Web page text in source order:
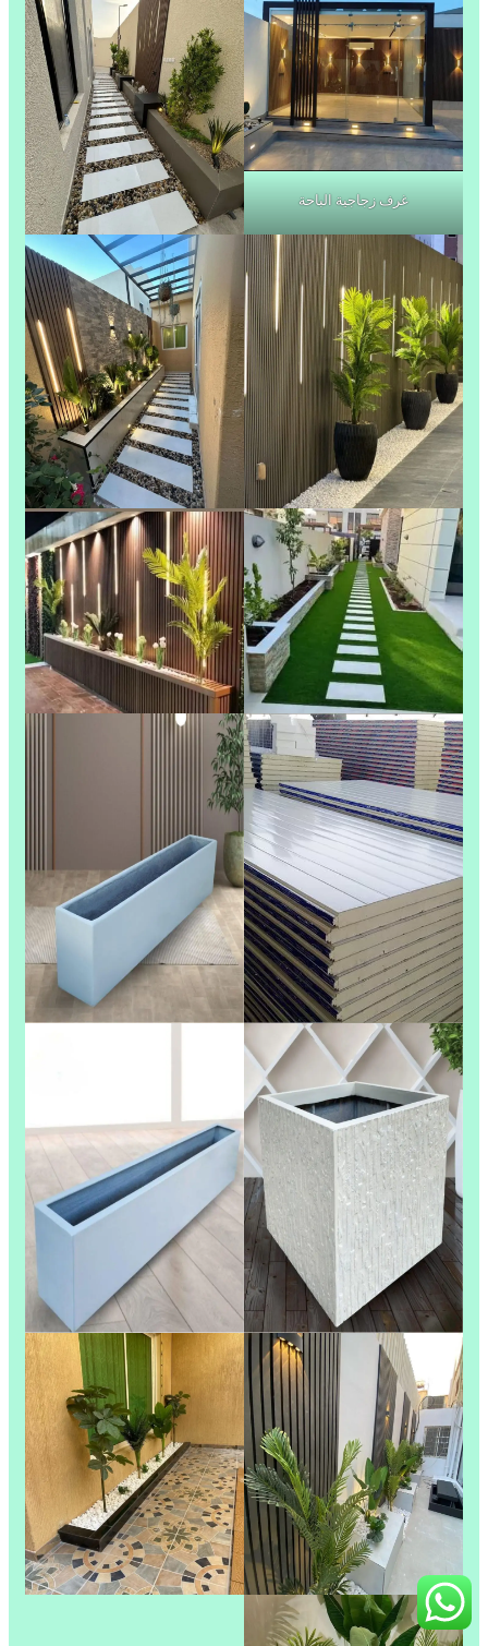
غرف زجاجية الباحة